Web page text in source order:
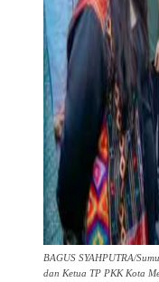
BAGUS SYAHPUTRA/
dan Ketua TP PKK Kota